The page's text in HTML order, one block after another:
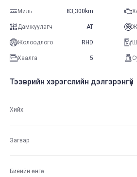
Миль 83,300km
Дамжуулагч AT
Жолоодлого RHD
Хаалга 5
Тээврийн хэрэгслийн дэлгэрэнгүй
Хийх
Загвар
Биеийн өнгө